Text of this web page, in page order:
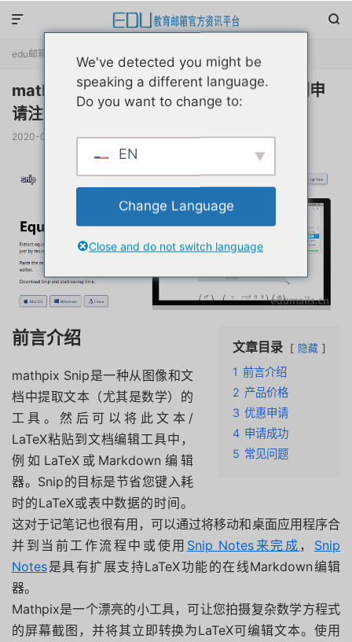


edu邮箱资讯 正文
mathpix数学公式识别软件教育优惠无限制申
请注册教程首发
2020-05-28 阅读(26130)  赞(6)
文章目录 隐藏
1 前言介绍
2 产品价格
3 优惠申请
4 申请成功
5 常见问题
前言介绍
mathpix Snip是一种从图像和文
档中提取文本（尤其是数学）的
工具。然后可以将此文本/
LaTeX粘贴到文档编辑工具中，
例如LaTeX或Markdown编辑
器。Snip的目标是节省您键入耗
时的LaTeX或表中数据的时间。
这对于记笔记也很有用，可以通过将移动和桌面应用程序合
并到当前工作流程中或使用 Snip Notes来完成 ， Snip
Notes是具有扩展支持LaTeX功能的在线Markdown编辑
器。
Mathpix是一个漂亮的小工具，可让您拍摄复杂数学方程式
的屏幕截图，并将其立即转换为LaTeX可编辑文本。使用
We've detected you might be
speaking a different language.
Do you want to change to:
EN
Change Language
Close and do not switch language